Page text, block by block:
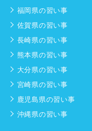
福岡県の習い事
佐賀県の習い事
長崎県の習い事
熊本県の習い事
大分県の習い事
宮崎県の習い事
鹿児島県の習い事
沖縄県の習い事